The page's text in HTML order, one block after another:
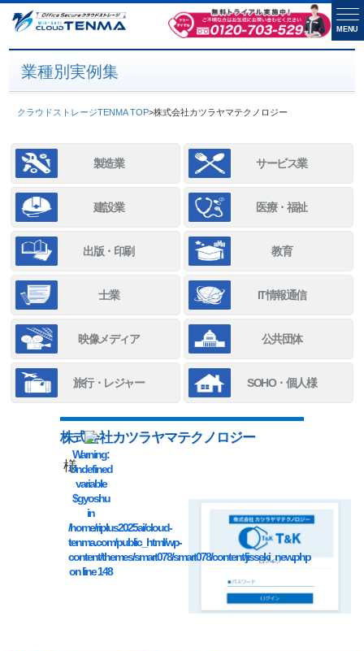
業種別実例集
クラウドストレージTENMA TOP>株式会社カツラヤマテクノロジー
製造業 サービス業
建設業 医療・福祉
出版・印刷 教育
士業 IT情報通信
映像メディア 公共団体
旅行・レジャー SOHO・個人様
Warning:
Undefined
variable
$gyoshu
in
/home/riplus2025ai/cloud-
tenma.com/public_html/wp-
content/themes/smart078/smart078/content/jisseki_new.php
on line148
株式会社カツラヤマテクノロジー
様
MENU